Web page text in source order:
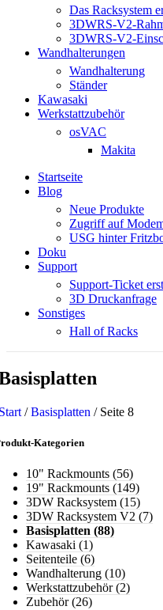
Das Racksystem
3DWRS-V2-
3DWRS-V2-
Wandhalterungen
Wandhalterung
Ständer
Kawasaki
Werkstattzubehör
osVAC
Makita
Startseite
Blog
Neue Produkte
Zugriff auf
USG hinter
Doku
Support
Support-Ticket
3D Druckanfrage
Sonstiges
Hall of Racks
/ Basisplatten / Seite 8
Kategorien
10" Rackmounts (56)
19" Rackmounts (149)
3DW Racksystem (15)
3DW Racksystem V2 (7)
Basisplatten (88)
Kawasaki (1)
Seitenteile (6)
Wandhalterung (10)
Werkstattzubehör(2)
Zubehör(26)